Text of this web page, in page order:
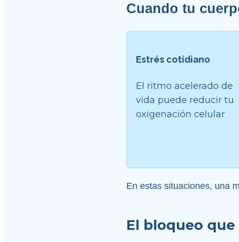
Cuando tu
Estrés cotidiano
El ritmo acelerado de
vida puede reducir tu
oxigenación celular
En estas situaciones, una
El bloqueo